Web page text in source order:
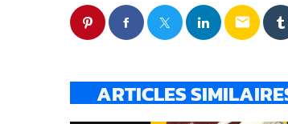
email
ARTICLES